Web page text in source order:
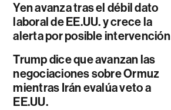
Yen avanza tras el débil dato
laboral de EE.UU. y crece la
alerta por posible intervención
Trump dice que avanzan las
negociaciones sobre Ormuz
mientras Irán evalúa veto a
EE.UU.